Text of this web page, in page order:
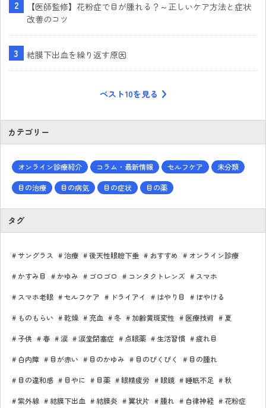
【医師監修】花粉症で目が腫れる？～正しいケア方法と症状
改善のコツ
結膜下出血を繰り返す原因
ベスト10を見る
カテゴリー
オンライン診療紹介 コラム・最新情報 セルフケア 未分類
目の治療 目の病気 目の症状 目の薬
タグ
サングラス 治療 後天性眼瞼下垂 おすすめ オンライン診療
かすみ目 かゆみ ゴロゴロ コンタクトレンズ スマホ
スマホ老眼 セルフケア ドライアイ はやり目 ぼやける
ものもらい 乾燥 充血 冬 加齢黄斑変性 医療技術 夏
子供 春 涙 涙堂閉塞症 点眼薬 生活習慣 疲れ目
白内障 目が赤い 目のかゆみ 目のぴくぴく 目の腫れ
目の違和感 目やに 目薬 眼精疲労 眼鏡 睡眠不足 秋
紫外線 結膜下出血 結膜炎 翼状片 腫れ 自律神経 花粉症